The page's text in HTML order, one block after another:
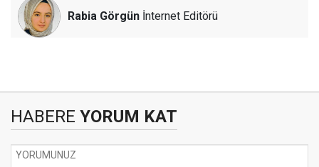
Rabia Görgün İnternet Editörü
HABERE YORUM KAT